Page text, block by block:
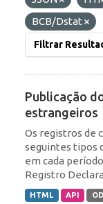
BCB/Dstat
Filtrar
Publicação
estrangeiros
Os registros de
seguintes tipos
em cada
Registro
HTML API